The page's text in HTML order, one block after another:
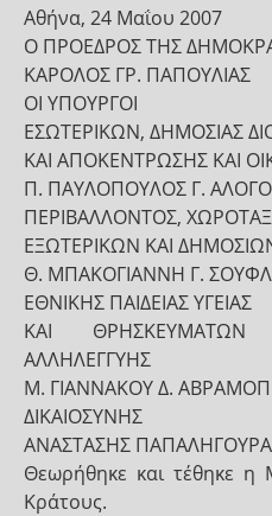
Αθήνα, 24 Μαΐου 2007
Ο ΠΡΟΕΔΡΟΣ ΤΗΣ
ΚΑΡΟΛΟΣ ΓΡ. ΠΑΠΟΥΛΙΑΣ
ΟΙ ΥΠΟΥΡΓΟΙ
ΕΣΩΤΕΡΙΚΩΝ, ΔΗΜΟΣΙΑΣ
ΚΑΙ ΑΠΟΚΕΝΤΡΩΣΗΣ ΚΑΙ
Π. ΠΑΥΛΟΠΟΥΛΟΣ Γ.
ΠΕΡΙΒΑΛΛΟΝΤΟΣ,
ΕΞΩΤΕΡΙΚΩΝ ΚΑΙ
Θ. ΜΠΑΚΟΓΙΑΝΝΗ Γ.
ΕΘΝΙΚΗΣ ΠΑΙΔΕΙΑΣ ΥΓΕΙΑΣ
ΚΑΙ ΘΡΗΣΚΕΥΜΑΤΩΝ
ΑΛΛΗΛΕΓΓΥΗΣ
Μ. ΓΙΑΝΝΑΚΟΥ Δ.
ΔΙΚΑΙΟΣΥΝΗΣ
ΑΝΑΣΤΑΣΗΣ
Θεωρήθηκε και τέθηκε η
Κράτους.